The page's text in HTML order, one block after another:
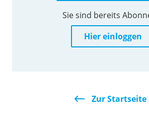
Sie sind bereits
Hier einloggen
Zur Startseite